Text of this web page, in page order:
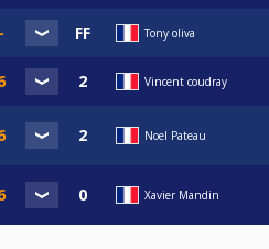
Tony oliva
Vincent coudray
Noel Pateau
Xavier Mandin